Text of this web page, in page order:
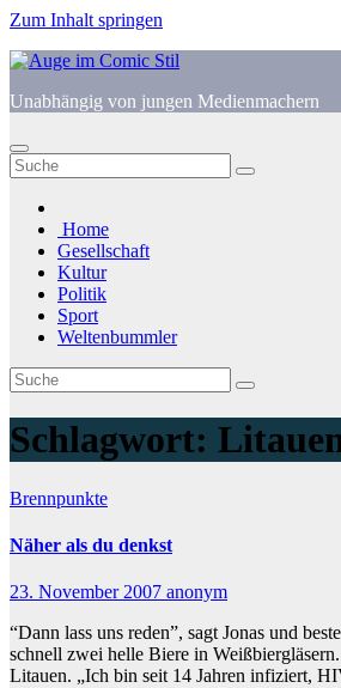
Zum Inhalt springen
Unabhängig von jungen Medienmachern
Home
Gesellschaft
Kultur
Politik
Sport
Weltenbummler
Schlagwort:
Brennpunkte
Näher als du denkst
23. November 2007 anonym
“Dann lass uns reden”, sagt Jonas und
schnell zwei helle Biere in
Litauen. „Ich bin seit 14 Jahren infiziert,